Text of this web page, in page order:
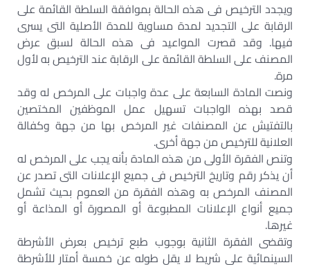
ويجدد الترخيص فى هذه الحالة بموافقة السلطة القائمة على
الرقابة على التجديد لمدة مساوية للمدة الأصلية التى يسرى
فيها. وقد قصرت المواعيد فى هذه الحالة لسبق عرض
المصنف على السلطة القائمة على الرقابة عند الترخيص به لأول
مرة.
ونصت المادة السابعة على عدة واجبات على المرخص له وقد
قصد بهذه الواجبات تسهيل عمل الموظفين المختصين
بالتفتيش عن المصنفات غير المرخص بها من جهة وكفالة
العلانية للترخيص من جهة أخرى.
وتنص الفقرة الأولى من هذه المادة بأنه يجب على المرخص له
أن يذكر رقم وتاريخ الترخيص فى جميع الإعلانات التى تصدر عن
المصنف المرخص به وهذه الفقرة من العموم بحيث تشمل
جميع أنواع الإعلانات المطبوعة أو المصورة أو المذاعة أو
غيرها.
وتقضى الفقرة الثانية بوجوب طبع ترخيص بعرض الأشرطة
السينمائية على شريط لا يقل طوله عن خمسة أمتار للأشرطة